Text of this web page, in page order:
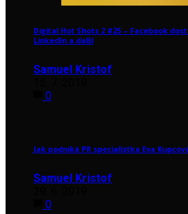
Digital Hot Shots 2 #25 – Facebook
LinkedIn a další
Samuel Kristof
0
Jak podniká PR specialistka Eva
Samuel Kristof
0